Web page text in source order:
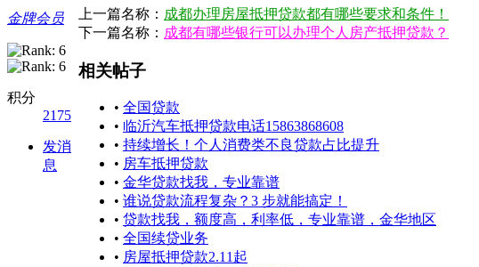
金牌会员
积分
2175
发消
息
上一篇名称： 成都办理房屋抵押贷款都有哪些要求和条件！
下一篇名称： 成都有哪些银行可以办理个人房产抵押贷款？
相关帖子
• 全国贷款
• 临沂汽车抵押贷款电话15863868608
• 持续增长！个人消费类不良贷款占比提升
• 房车抵押贷款
• 金华贷款找我，专业靠谱
• 谁说贷款流程复杂？3 步就能搞定！
• 贷款找我，额度高，利率低，专业靠谱，金华地区
• 全国续贷业务
• 房屋抵押贷款2.11起